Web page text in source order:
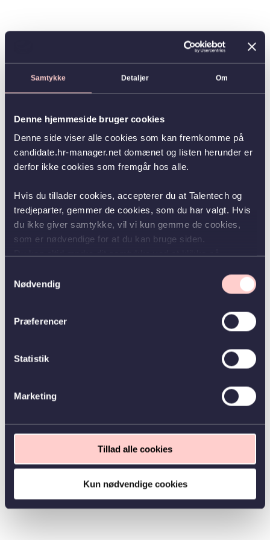
Samtykke Detaljer Om
Denne hjemmeside bruger cookies
Denne side viser alle cookies som kan fremkomme på
candidate.hr-manager.net domænet og listen herunder er
derfor ikke cookies som fremgår hos alle.
Hvis du tillader cookies, accepterer du at Talentech og
tredjeparter, gemmer de cookies, som du har valgt. Hvis
du ikke giver samtykke, vil vi kun gemme de cookies,
som er nødvendige for at du kan bruge siden.
Nødvendig
Præferencer
Statistik
Marketing
Tillad alle cookies
Kun nødvendige cookies